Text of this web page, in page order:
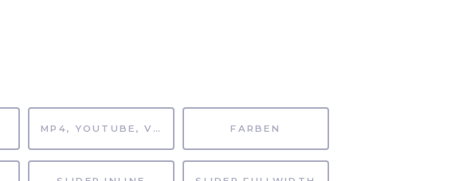
MP4, YOUTUBE, VIMEO FARBEN